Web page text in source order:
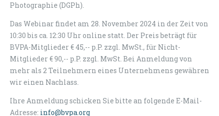
Photographie (DGPh).
Das Webinar findet am 28. November 2024 in der Zeit von
10:30 bis ca. 12:30 Uhr online statt. Der Preis beträgt für
BVPA-Mitglieder € 45,-- p.P. zzgl. MwSt., für Nicht-
Mitglieder € 90,-- p.P. zzgl. MwSt. Bei Anmeldung von
mehr als 2 Teilnehmern eines Unternehmens gewähren
wir einen Nachlass.
Ihre Anmeldung schicken Sie bitte an folgende E-Mail-
Adresse: info@bvpa.org